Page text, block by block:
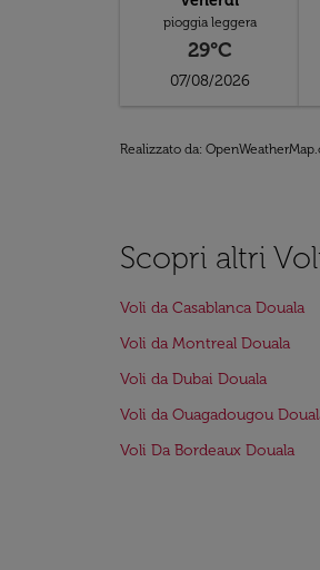
pioggia leggera
29°C
07/08/2026
Realizzato da:
Scopri altri
Voli da Casablanca Douala
Voli da Montreal Douala
Voli da Dubai Douala
Voli da Ouagadougou
Voli Da Bordeaux Douala